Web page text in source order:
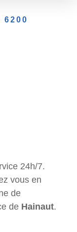
6200
24h/7.
vous en
de
de Hainaut.